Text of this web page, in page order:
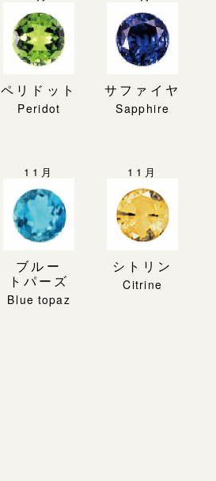
ペリドット サファイヤ
11月
ブルー
トパーズ
11月
シトリン